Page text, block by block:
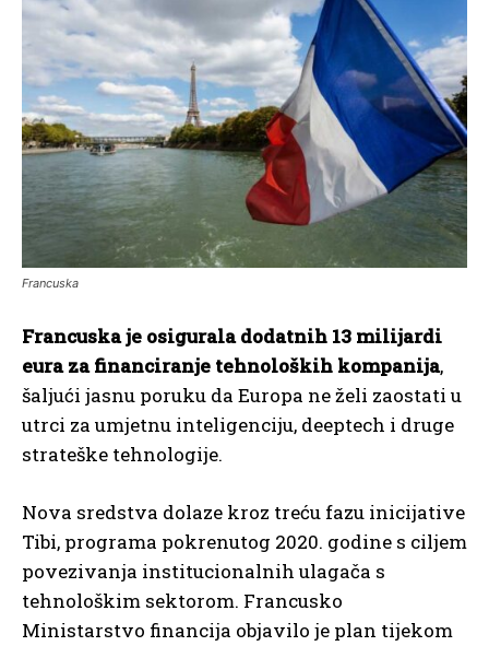
Francuska
Francuska je osigurala dodatnih 13 milijardi
eura za financiranje tehnoloških kompanija,
šaljući jasnu poruku da Europa ne želi zaostati u
utrci za umjetnu inteligenciju, deeptech i druge
strateške tehnologije.
Nova sredstva dolaze kroz treću fazu inicijative
Tibi, programa pokrenutog 2020. godine s ciljem
povezivanja institucionalnih ulagača s
tehnološkim sektorom. Francusko
Ministarstvo financija objavilo je plan tijekom